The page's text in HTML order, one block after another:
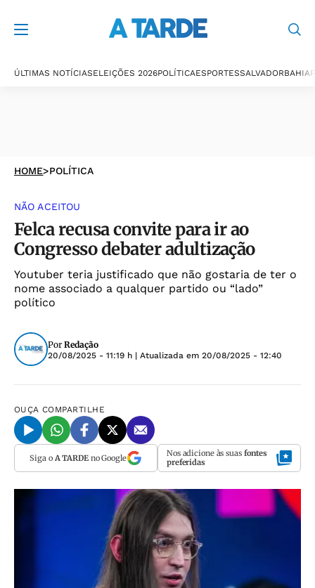
ÚLTIMAS NOTÍCIASELEIÇÕES 2026POLÍTICAESPORTESSALVADORBAHIA
HOME>POLÍTICA
NÃO ACEITOU
Felca recusa convite para ir ao
Congresso debater adultização
Youtuber teria justificado que não gostaria de ter o
nome associado a qualquer partido ou “lado”
político
Por Redação
20/08/2025 - 11:19 h | Atualizada em 20/08/2025 - 12:40
OUÇA COMPARTILHE
Siga o A TARDEno Google Nos adicione às suas fontes
preferidas